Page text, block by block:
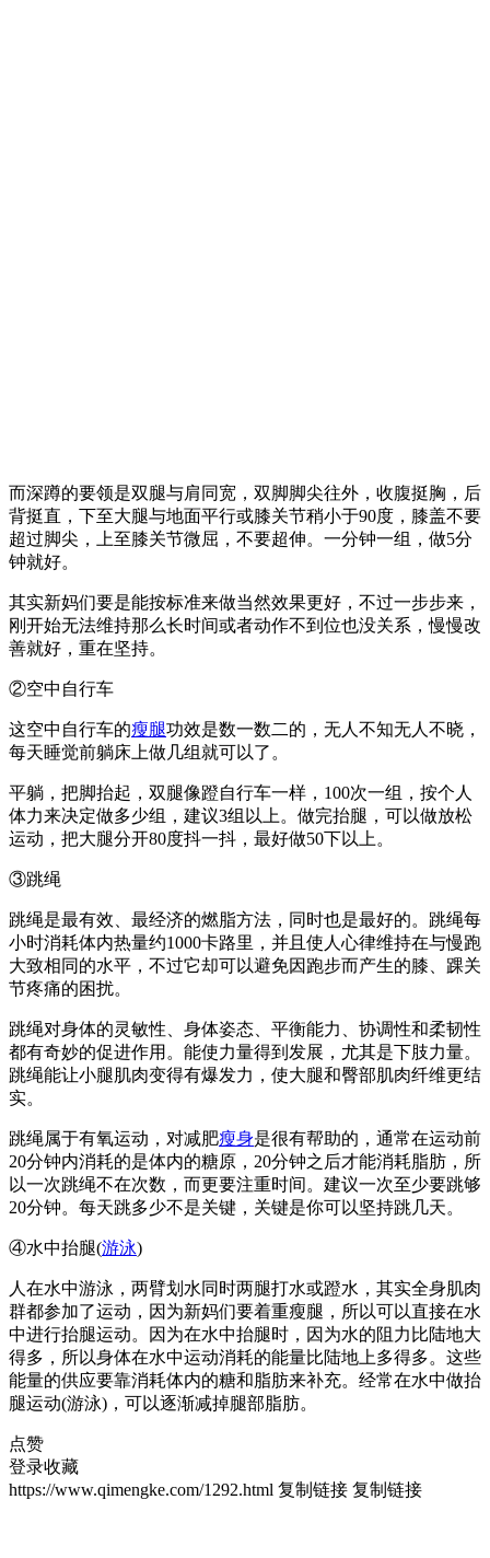
而深蹲的要领是双腿与肩同宽，双脚脚尖往外，收腹挺胸，后
背挺直，下至大腿与地面平行或膝关节稍小于90度，膝盖不要
超过脚尖，上至膝关节微屈，不要超伸。一分钟一组，做5分
钟就好。
其实新妈们要是能按标准来做当然效果更好，不过一步步来，
刚开始无法维持那么长时间或者动作不到位也没关系，慢慢改
善就好，重在坚持。
②空中自行车
这空中自行车的瘦腿功效是数一数二的，无人不知无人不晓，
每天睡觉前躺床上做几组就可以了。
平躺，把脚抬起，双腿像蹬自行车一样，100次一组，按个人
体力来决定做多少组，建议3组以上。做完抬腿，可以做放松
运动，把大腿分开80度抖一抖，最好做50下以上。
③跳绳
跳绳是最有效、最经济的燃脂方法，同时也是最好的。跳绳每
小时消耗体内热量约1000卡路里，并且使人心律维持在与慢跑
大致相同的水平，不过它却可以避免因跑步而产生的膝、踝关
节疼痛的困扰。
跳绳对身体的灵敏性、身体姿态、平衡能力、协调性和柔韧性
都有奇妙的促进作用。能使力量得到发展，尤其是下肢力量。
跳绳能让小腿肌肉变得有爆发力，使大腿和臀部肌肉纤维更结
实。
跳绳属于有氧运动，对减肥瘦身是很有帮助的，通常在运动前
20分钟内消耗的是体内的糖原，20分钟之后才能消耗脂肪，所
以一次跳绳不在次数，而更要注重时间。建议一次至少要跳够
20分钟。每天跳多少不是关键，关键是你可以坚持跳几天。
④水中抬腿(游泳)
人在水中游泳，两臂划水同时两腿打水或蹬水，其实全身肌肉
群都参加了运动，因为新妈们要着重瘦腿，所以可以直接在水
中进行抬腿运动。因为在水中抬腿时，因为水的阻力比陆地大
得多，所以身体在水中运动消耗的能量比陆地上多得多。这些
能量的供应要靠消耗体内的糖和脂肪来补充。经常在水中做抬
腿运动(游泳)，可以逐渐减掉腿部脂肪。
点赞
登录收藏
https://www.qimengke.com/1292.html 复制链接 复制链接